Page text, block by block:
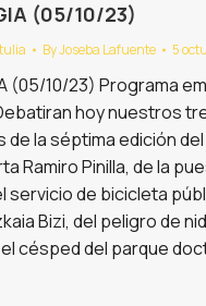
(05/10/23)
ByJoseba Lafuente 5
(05/10/23) Programa
hoy nuestros
de la séptima edición
Ramiro Pinilla, de la
servicio de bicicleta
Bizi, del peligro de
césped del parque